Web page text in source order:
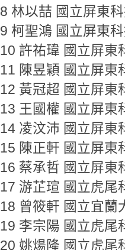
8 林以喆 國立屏東
9 柯聖鴻 國立屏東
10 許祐瑋 國立屏東
11 陳昱穎 國立屏東
12 黃冠超 國立屏東
13 王國權 國立屏東
14 凌汶沛 國立屏東
15 陳正軒 國立屏東
16 蔡承哲 國立屏東
17 游芷瑄 國立虎尾
18 曾筱軒 國立宜蘭
19 李宗陽 國立虎尾
20 姚煬隆 國立虎尾